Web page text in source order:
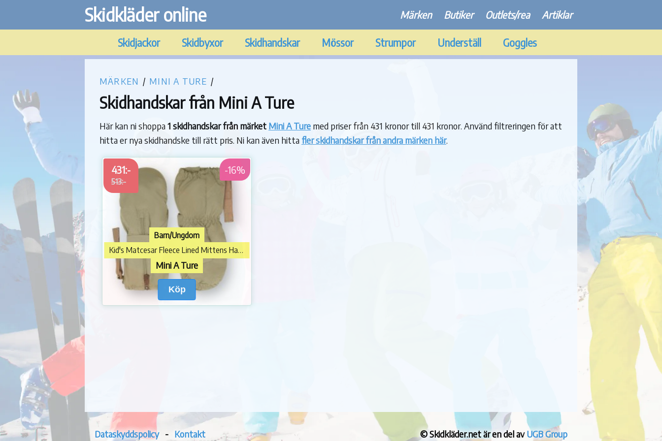
Skidkläder online Märken Butiker Outlets/rea Artiklar
Skidjackor Skidbyxor Skidhandskar Mössor Strumpor Underställ Goggles
MÄRKEN / MINI A TURE /
Skidhandskar från Mini A Ture
Här kan ni shoppa1 skidhandskar från märket Mini A Ture med priser från 431 kronor till 431 kronor. Använd filtreringen för att
hitta er nya skidhandske till rätt pris. Ni kan även hitta fler skidhandskar från andra märken här.
431:-
513:-
-16%
Barn/Ungdom
Kid's Matcesar Fleece Lined Mittens Handskar
Mini A Ture
Köp
© Skidkläder.net är en del avUGB Group
Dataskyddspolicy - Kontakt